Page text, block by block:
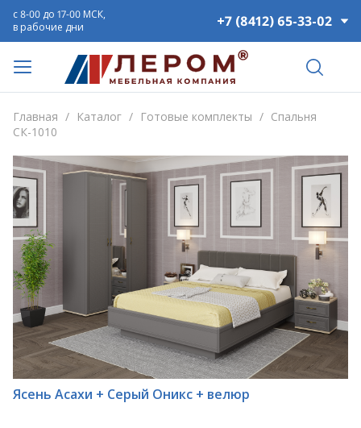
+7 (8412) 65-33-02
с 8-00 до 17-00 МСК,
в рабочие дни
Главная / Каталог / Готовые комплекты / Спальня
СК-1010
*
Ясень Асахи + Серый Оникс + велюр